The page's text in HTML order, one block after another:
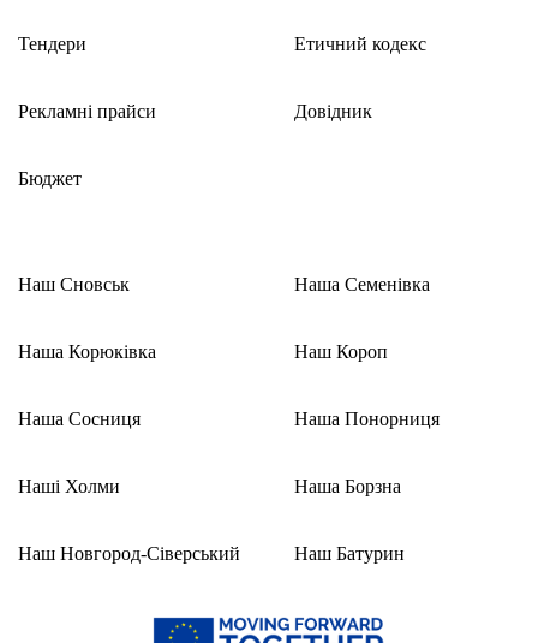
Тендери
Рекламні прайси
Бюджет
Етичний кодекс
Довідник
Наш Сновськ
Наша Корюківка
Наша Сосниця
Наші Холми
Наш Новгород-Сіверський
Наша Семенівка
Наш Короп
Наша Понорниця
Наша Борзна
Наш Батурин